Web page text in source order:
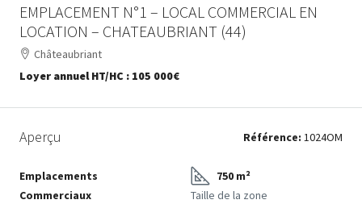
EMPLACEMENT N°1 – LOCAL COMMERCIAL EN
LOCATION – CHATEAUBRIANT (44)
Châteaubriant
Loyer annuel HT/HC : 105 000€
Aperçu Référence: 1024OM
Emplacements
Commerciaux
750 m²
Taille de la zone